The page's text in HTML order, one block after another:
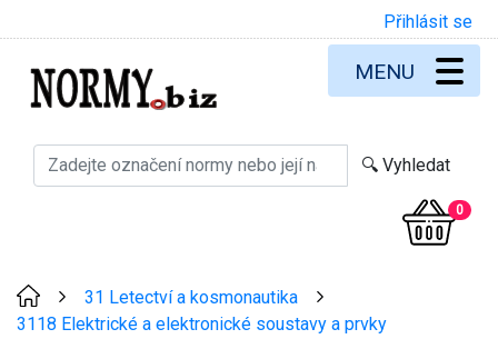
Přihlásit se
0
MENU
31 Letectví a kosmonautika
3118 Elektrické a elektronické soustavy a prvky